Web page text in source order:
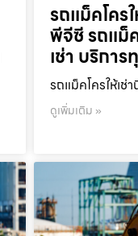
รถแม็คโคร
พีจีซี รถแม็
เช่า บริกา
รถแม็คโครให้เ
ดูเพิ่มเติม »